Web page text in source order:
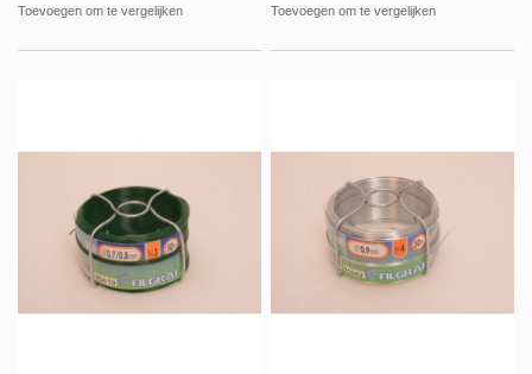
Toevoegen om te vergelijken Toevoegen om te vergelijken